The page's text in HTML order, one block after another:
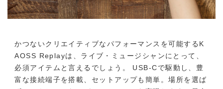
かつないクリエイティブなパフォーマンスを可能するK
AOSS Replayは、ライブ・ミュージシャンにとって、
必須アイテムと言えるでしょう。 USB-Cで駆動し、豊
富な接続端子を搭載、セットアップも簡単。場所を選ば